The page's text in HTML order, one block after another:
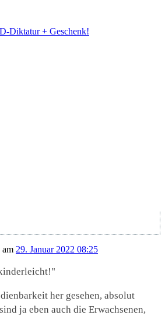
Diktatur + Geschenk!
am 29. Januar 2022 08:25
her gesehen, absolut
ja eben auch die Erwachsenen,